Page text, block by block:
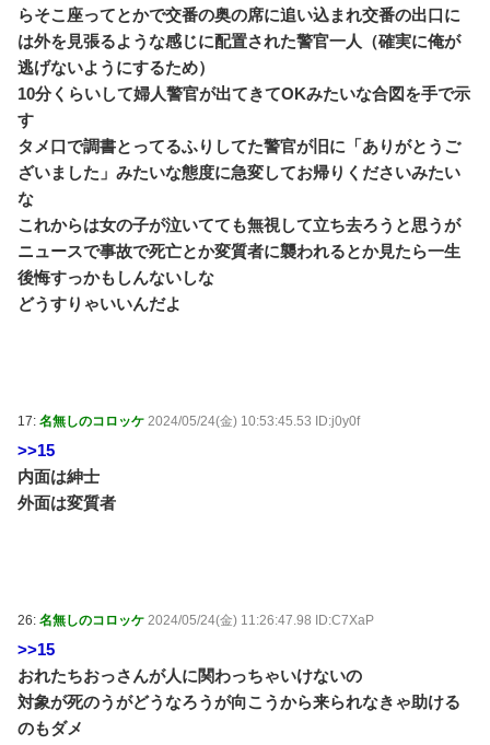
らそこ座ってとかで交番の奥の席に追い込まれ交番の出口に
は外を見張るような感じに配置された警官一人（確実に俺が
逃げないようにするため）
10分くらいして婦人警官が出てきてOKみたいな合図を手で示
す
タメ口で調書とってるふりしてた警官が旧に「ありがとうご
ざいました」みたいな態度に急変してお帰りくださいみたい
な
これからは女の子が泣いてても無視して立ち去ろうと思うが
ニュースで事故で死亡とか変質者に襲われるとか見たら一生
後悔すっかもしんないしな
どうすりゃいいんだよ
17: 名無しのコロッケ 2024/05/24(金) 10:53:45.53 ID:j0y0f
>>15
内面は紳士
外面は変質者
26: 名無しのコロッケ 2024/05/24(金) 11:26:47.98 ID:C7XaP
>>15
おれたちおっさんが人に関わっちゃいけないの
対象が死のうがどうなろうが向こうから来られなきゃ助ける
のもダメ